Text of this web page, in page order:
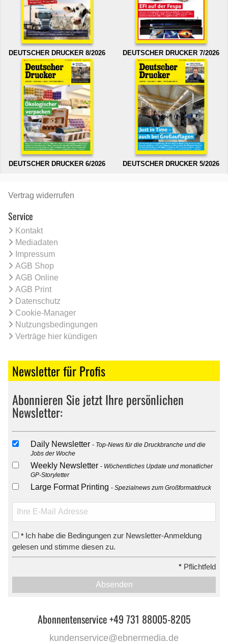
DEUTSCHER DRUCKER 8/2026 DEUTSCHER DRUCKER 7/2026
DEUTSCHER DRUCKER 6/2026 DEUTSCHER DRUCKER 5/2026
Vertrag widerrufen
Service
Kontakt
Mediadaten
Impressum
AGB Shop
AGB Online
AGB Print
Datenschutz
Cookie-Manager
Nutzungsbedingungen
Verträge hier kündigen
Newsletter für Profis
Abonnieren Sie jetzt Ihre persönlichen
Newsletter:
Daily Newsletter
Top-News für die Druckbranche und die
Jobs der Woche
Weekly Newsletter
Wöchentliches Update und monatlicher
GP-Storyletter
Large Format Printing Spezialnews zum Großformatdruck
* Ich habe die Bedingungen zur Newsletter-Anmeldung
gelesen und stimme diesen zu.
* Pflichtfeld
Absenden
Abonnentenservice +49 731 88005-8205
kundenservice@ebnermedia.de